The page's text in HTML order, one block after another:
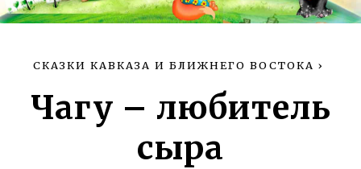
СКАЗКИ КАВКАЗА И БЛИЖНЕГО ВОСТОКА ›
Чагу – любитель
сыра